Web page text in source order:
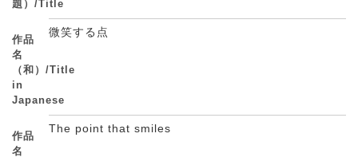
題）/Title
作品
名
（和）/Title
in
Japanese
微笑する点
作品
名
The point that smiles